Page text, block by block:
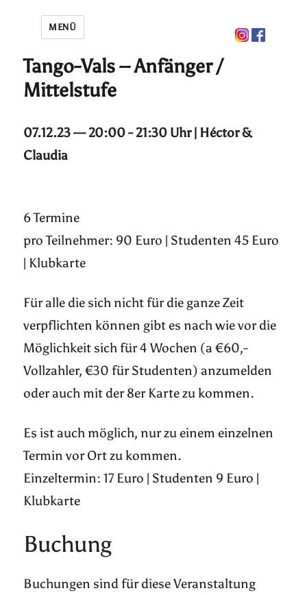
MENÜ
Tango-Vals – Anfänger /
Mittelstufe
07.12.23 — 20:00 - 21:30 Uhr | Héctor &
Claudia
6 Termine
pro Teilnehmer: 90 Euro | Studenten 45 Euro
| Klubkarte
Für alle die sich nicht für die ganze Zeit
verpflichten können gibt es nach wie vor die
Möglichkeit sich für 4 Wochen (a €60,-
Vollzahler, €30 für Studenten) anzumelden
oder auch mit der 8er Karte zu kommen.
Es ist auch möglich, nur zu einem einzelnen
Termin vor Ort zu kommen.
Einzeltermin: 17 Euro | Studenten 9 Euro |
Klubkarte
Buchung
Buchungen sind für diese Veranstaltung